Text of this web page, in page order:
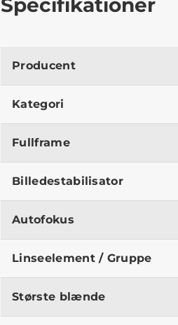
Specifikationer
Producent
Kategori
Fullframe
Billedestabilisator
Autofokus
Linseelement / Gruppe
Største blænde